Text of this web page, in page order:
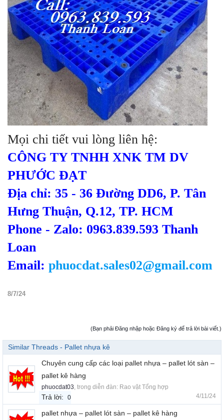
Mọi chi tiết vui lòng liên hệ:
CÔNG TY TNHH XNK TM DV
PHƯỚC ĐẠT
Địa chỉ: 35 - 36 Đường DD6, P. Tân
Hưng Thuận, Q.12, TP. HCM
Phone - Zalo: 0963.839.593 Thanh
Loan
Email: phuocdat.sales02@gmail.com
8/7/24
(Bạn phải Đăng nhập hoặc Đăng ký để trả lời bài viết.)
Similar Threads - Pallet nhựa kê
Chuyên cung cấp các loại pallet nhựa – pallet lót sàn –
pallet kê hàng
phuocdat03, trong diễn đàn: Rao vặt Tổng hợp
Trả lời: 0 4/11/24
pallet nhựa – pallet lót sàn – pallet kê hàng